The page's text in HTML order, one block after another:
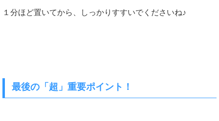
１分ほど置いてから、しっかりすすいでくださいね♪
最後の「超」重要ポイント！